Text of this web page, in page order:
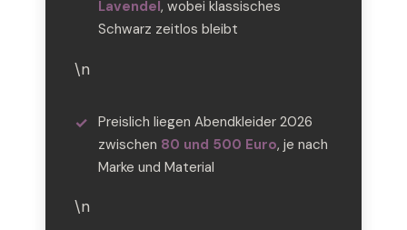
Lavendel, wobei klassisches
Schwarz zeitlos bleibt
\n
Preislich liegen Abendkleider 2026
zwischen 80 und 500 Euro, je nach
Marke und Material
\n